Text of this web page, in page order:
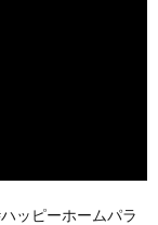
ッピーホームパラ